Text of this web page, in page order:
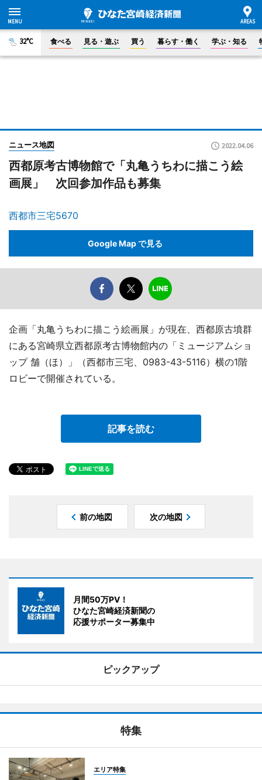
32°C 食べる 見る・遊ぶ 買う 暮らす・働く 学ぶ・知る
ニュース地図 2022.04.06
西都原考古博物館で「丸亀うちわに描こう絵
画展」 次回参加作品も募集
西都市三宅5670
Google Map で見る
企画「丸亀うちわに描こう絵画展」が現在、西都原古墳群
にある宮崎県立西都原考古博物館内の「ミュージアムショ
ップ 舗（ほ）」（西都市三宅、0983-43-5116）横の1階
ロビーで開催されている。
記事を読む
前の地図 次の地図
月間50万PV！
ひなた宮崎経済新聞の
応援サポーター募集中
ピックアップ
特集
エリア特集